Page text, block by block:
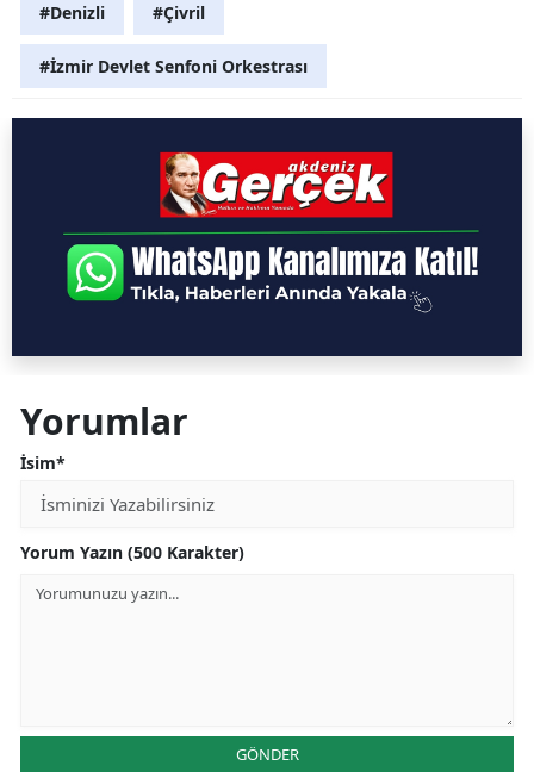
#Denizli #Çivril
#İzmir Devlet Senfoni Orkestrası
Yorumlar
İsim*
Yorum Yazın (500 Karakter)
GÖNDER